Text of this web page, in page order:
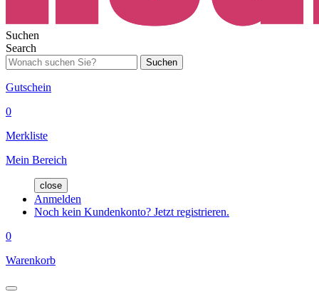
Suchen
Search
Suchen
Gutschein
0
Merkliste
Mein Bereich
close
Anmelden
Noch kein Kundenkonto? Jetzt registrieren.
0
Warenkorb